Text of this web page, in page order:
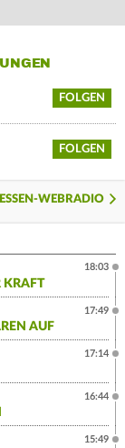
FOLGEN
FOLGEN
WEBRADIO
18:03
AUF
17:49
17:14
16:44
15:49